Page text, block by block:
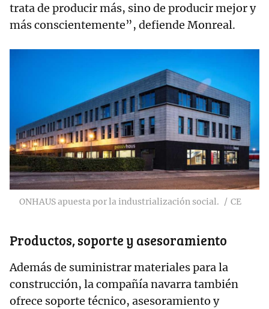
trata de producir más, sino de producir mejor y
más conscientemente”, defiende Monreal.
ONHAUS apuesta por la industrialización social. CE
Productos, soporte y asesoramiento
Además de suministrar materiales para la
construcción, la compañía navarra también
ofrece soporte técnico, asesoramiento y